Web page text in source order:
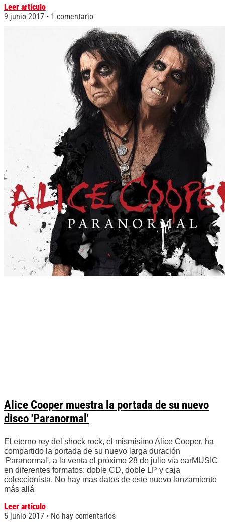
Leer artículo
9 junio 2017
1 comentario
Alice Cooper muestra la portada de su nuevo
disco 'Paranormal'
El eterno rey del shock rock, el mismísimo Alice Cooper, ha
compartido la portada de su nuevo larga duración
'Paranormal', a la venta el próximo 28 de julio vía earMUSIC
en diferentes formatos: doble CD, doble LP y caja
coleccionista. No hay más datos de este nuevo lanzamiento
más allá
Leer artículo
5 junio 2017
No hay comentarios